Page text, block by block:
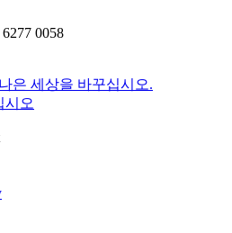
0058
은 세상을 바꾸십시오.
시오